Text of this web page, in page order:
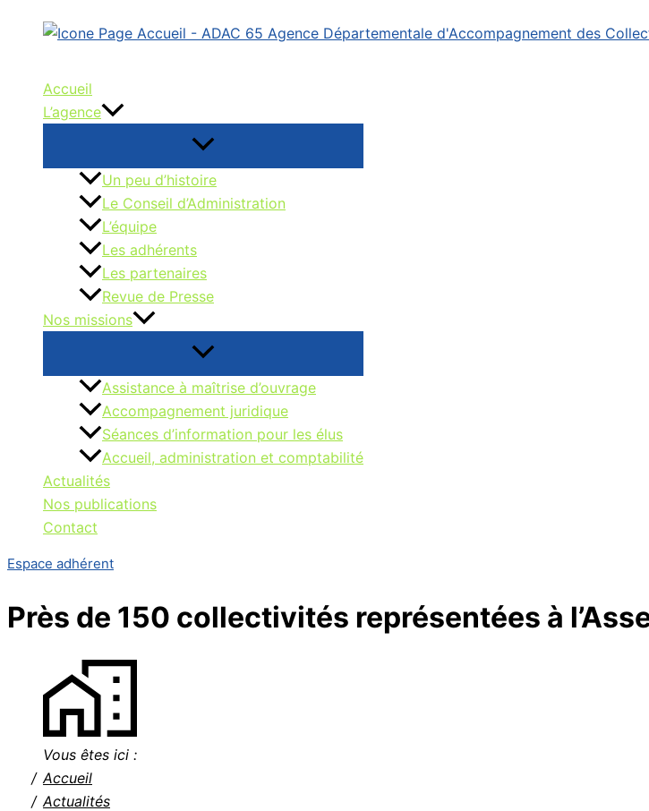
Accueil
L’agence
Un peu d’histoire
Le Conseil d’Administration
L’équipe
Les adhérents
Les partenaires
Revue de Presse
Nos missions
Assistance à maîtrise d’ouvrage
Accompagnement juridique
Séances d’information pour les élus
Accueil, administration et comptabilité
Actualités
Nos publications
Contact
Espace adhérent
Près de 150 collectivités représentées à
Vous êtes ici :
Accueil
Actualités